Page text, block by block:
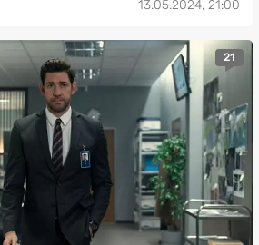
13.05.2024, 21:00
21